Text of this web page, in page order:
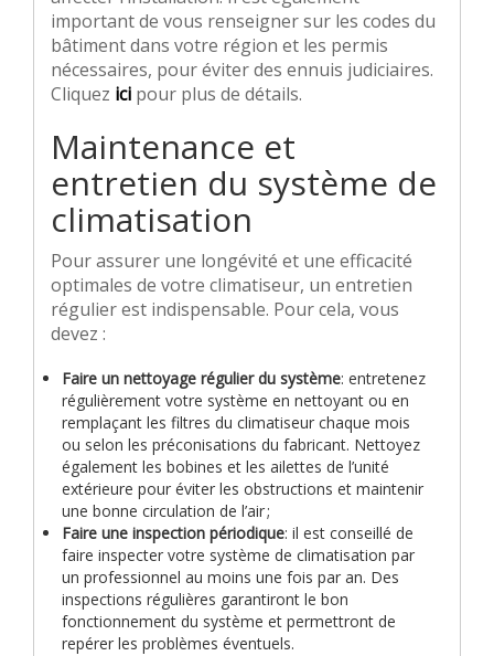
important de vous renseigner sur les codes du
bâtiment dans votre région et les permis
nécessaires, pour éviter des ennuis judiciaires.
Cliquez ici pour plus de détails.
Maintenance et
entretien du système de
climatisation
Pour assurer une longévité et une efficacité
optimales de votre climatiseur, un entretien
régulier est indispensable. Pour cela, vous
devez :
Faire un nettoyage régulier du système: entretenez
régulièrement votre système en nettoyant ou en
remplaçant les filtres du climatiseur chaque mois
ou selon les préconisations du fabricant. Nettoyez
également les bobines et les ailettes de l’unité
extérieure pour éviter les obstructions et maintenir
une bonne circulation de l’air ;
Faire une inspection périodique: il est conseillé de
faire inspecter votre système de climatisation par
un professionnel au moins une fois par an. Des
inspections régulières garantiront le bon
fonctionnement du système et permettront de
repérer les problèmes éventuels.